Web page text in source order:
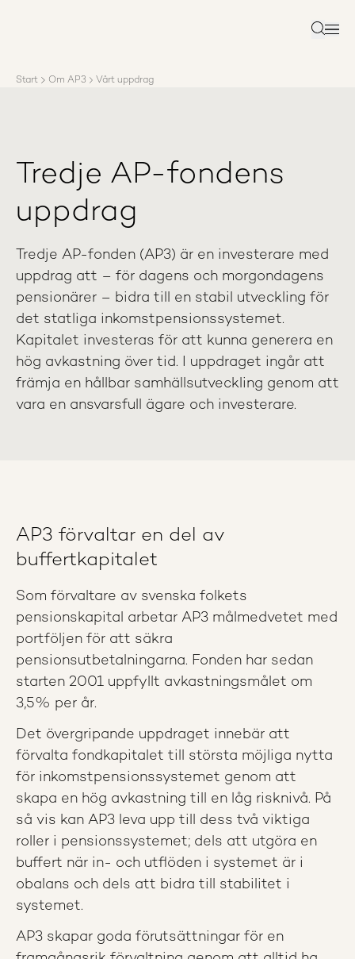
Rapporter
Sök
Start Om AP3 Vårt uppdrag
Tredje AP-fondens
uppdrag
Tredje AP-fonden (AP3) är en investerare med
uppdrag att – för dagens och morgondagens
pensionärer – bidra till en stabil utveckling för
det statliga inkomstpensionssystemet.
Kapitalet investeras för att kunna generera en
hög avkastning över tid. I uppdraget ingår att
främja en hållbar samhällsutveckling genom att
vara en ansvarsfull ägare och investerare.
AP3 förvaltar en del av
buffertkapitalet
Som förvaltare av svenska folkets
pensionskapital arbetar AP3 målmedvetet med
portföljen för att säkra
pensionsutbetalningarna. Fonden har sedan
starten 2001 uppfyllt avkastningsmålet om
3,5% per år.
Det övergripande uppdraget innebär att
förvalta fondkapitalet till största möjliga nytta
för inkomstpensionssystemet genom att
skapa en hög avkastning till en låg risknivå. På
så vis kan AP3 leva upp till dess två viktiga
roller i pensionssystemet; dels att utgöra en
buffert när in- och utflöden i systemet är i
obalans och dels att bidra till stabilitet i
systemet.
AP3 skapar goda förutsättningar för en